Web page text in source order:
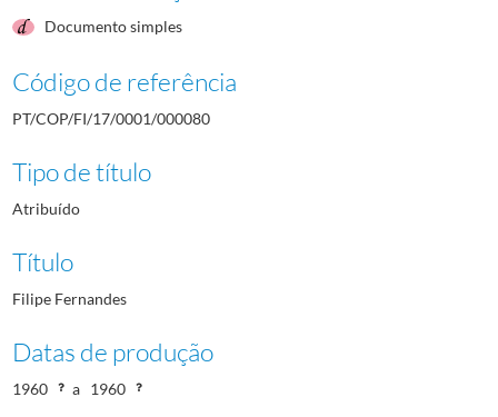
Documento simples
Código de referência
PT/COP/FI/17/0001/000080
Tipo de título
Atribuído
Título
Filipe Fernandes
Datas de produção
1960 a 1960